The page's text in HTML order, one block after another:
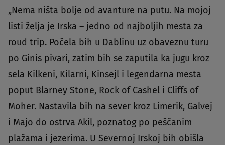
„Nema ništa bolje od avanture na putu. Na mojoj
listi želja je Irska – jedno od najboljih mesta za
roud trip. Počela bih u Dablinu uz obaveznu turu
po Ginis pivari, zatim bih se zaputila ka jugu kroz
sela Kilkeni, Kilarni, Kinsejl i legendarna mesta
poput Blarney Stone, Rock of Cashel i Cliffs of
Moher. Nastavila bih na sever kroz Limerik, Galvej
i Majo do ostrva Akil, poznatog po peščanim
plažama i jezerima. U Severnoj Irskoj bih obišla